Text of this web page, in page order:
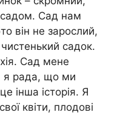
садом. Сад нам
він не зарослий,
садок.
Сад мене
я рада, що ми
інша історія. Я
квіти, плодові